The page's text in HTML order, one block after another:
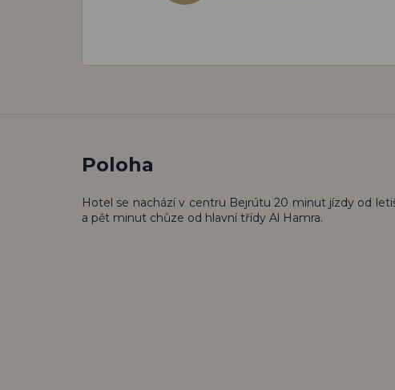
Poloha
Hotel se nachází v centru Bejrútu 20 minut jízdy od
a pět minut chůze od hlavní třídy Al Hamra.